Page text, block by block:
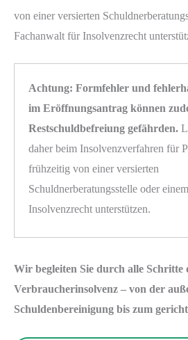
von einer versierten
Fachanwalt für Insolvenzrecht
Achtung: Formfehler und
im Eröffnungsantrag können
Restschuldbefreiung gefährden.
daher beim Insolvenzverfahren für
frühzeitig von einer versierten
Schuldnerberatungsstelle oder
Insolvenzrecht unterstützen.
Wir begleiten Sie durch alle Schritte
Verbraucherinsolvenz – von der
Schuldenbereinigung bis zum